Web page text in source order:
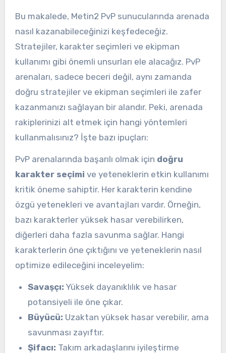
Bu makalede, Metin2 PvP sunucularında arenada
nasıl kazanabileceğinizi keşfedeceğiz.
Stratejiler, karakter seçimleri ve ekipman
kullanımı gibi önemli unsurları ele alacağız. PvP
arenaları, sadece beceri değil, aynı zamanda
doğru stratejiler ve ekipman seçimleri ile zafer
kazanmanızı sağlayan bir alandır. Peki, arenada
rakiplerinizi alt etmek için hangi yöntemleri
kullanmalısınız? İşte bazı ipuçları:
PvP arenalarında başarılı olmak için doğru
karakter seçimi ve yeteneklerin etkin kullanımı
kritik öneme sahiptir. Her karakterin kendine
özgü yetenekleri ve avantajları vardır. Örneğin,
bazı karakterler yüksek hasar verebilirken,
diğerleri daha fazla savunma sağlar. Hangi
karakterlerin öne çıktığını ve yeteneklerin nasıl
optimize edileceğini inceleyelim:
Savaşçı: Yüksek dayanıklılık ve hasar
potansiyeli ile öne çıkar.
Büyücü: Uzaktan yüksek hasar verebilir, ama
savunması zayıftır.
Şifacı: Takım arkadaşlarını iyileştirme